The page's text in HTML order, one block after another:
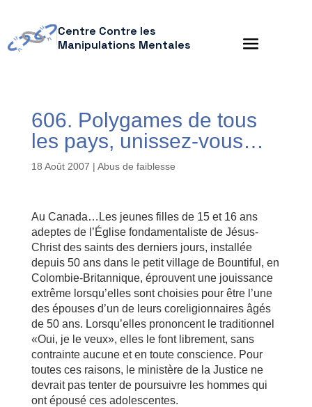
Centre Contre les
Manipulations Mentales
606. Polygames de tous
les pays, unissez-vous…
18 Août 2007 | Abus de faiblesse
Au Canada…Les jeunes filles de 15 et 16 ans
adeptes de l’Église fondamentaliste de Jésus-
Christ des saints des derniers jours, installée
depuis 50 ans dans le petit village de Bountiful, en
Colombie-Britannique, éprouvent une jouissance
extrême lorsqu’elles sont choisies pour être l’une
des épouses d’un de leurs coreligionnaires âgés
de 50 ans. Lorsqu’elles prononcent le traditionnel
«Oui, je le veux», elles le font librement, sans
contrainte aucune et en toute conscience. Pour
toutes ces raisons, le ministère de la Justice ne
devrait pas tenter de poursuivre les hommes qui
ont épousé ces adolescentes.